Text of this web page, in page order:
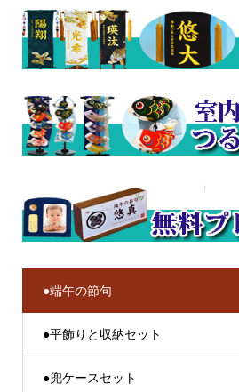
●端午の節句
●平飾りと収納セット
●兜ケースセット